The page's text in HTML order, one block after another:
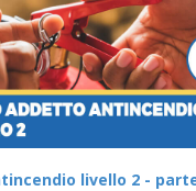
livello 2 -